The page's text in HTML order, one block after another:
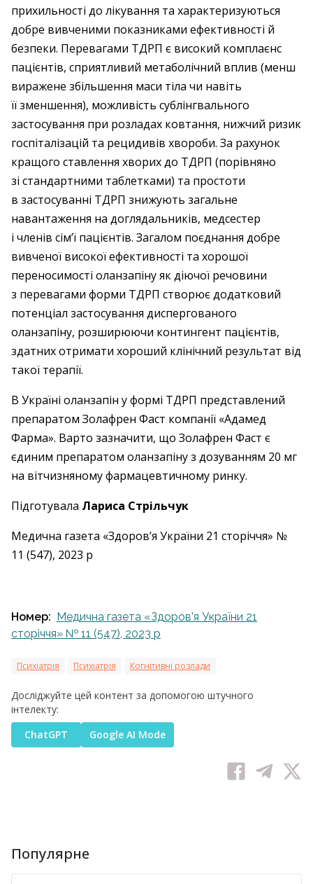
прихильності до лікування та характеризуються
добре вивченими показниками ефективності й
безпеки. Перевагами ТДРП є високий комплаєнс
пацієнтів, сприятливий метаболічний вплив (менш
виражене збільшення маси тіла чи навіть
її зменшення), можливість сублінгвального
застосування при розладах ковтання, нижчий ризик
госпіталізацій та рецидивів хвороби. За рахунок
кращого ставлення хворих до ТДРП (порівняно
зі стандартними таблетками) та простоти
в застосуванні ТДРП знижують загальне
навантаження на доглядальників, медсестер
і членів сім’ї пацієнтів. Загалом поєднання добре
вивченої високої ефективності та хорошої
переносимості оланзапіну як діючої речовини
з перевагами форми ТДРП створює додатковий
потенціал застосування диспергованого
оланзапіну, розширюючи контингент пацієнтів,
здатних отримати хороший клінічний результат від
такої терапії.
В Україні оланзапін у формі ТДРП представлений
препаратом Золафрен Фаст компанії «Адамед
Фарма». Варто зазначити, що Золафрен Фаст є
єдиним препаратом оланзапіну з дозуванням 20 мг
на вітчизняному фармацевтичному ринку.
Підготувала Лариса Стрільчук
Медична газета «Здоров’я України 21 сторіччя» №
11 (547), 2023 р
Номер: Медична газета «Здоров’я України 21
сторіччя» № 11 (547), 2023 р
Психіатрія Психіатрія Когнітивні розлади
Досліджуйте цей контент за допомогою штучного
інтелекту:
ChatGPT
Google AI Mode
Популярне